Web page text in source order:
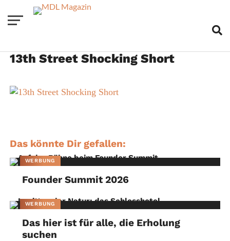
13th Street Shocking Short
Das könnte Dir gefallen:
WERBUNG
Founder Summit 2026
WERBUNG
Das hier ist für alle, die Erholung
suchen